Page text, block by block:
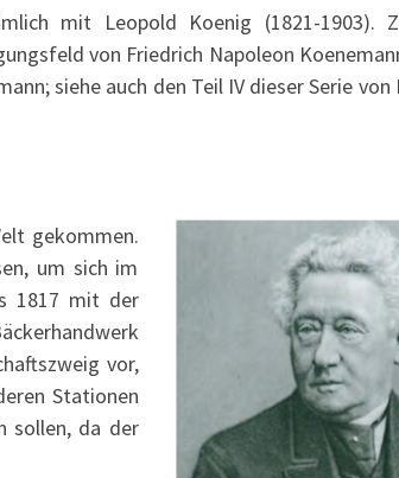
mit Leopold Koenig (1821-1903).
von Friedrich Napoleon
siehe auch den Teil IV dieser Serie
gekommen.
um sich im
1817 mit der
vor,
Stationen
sollen, da der